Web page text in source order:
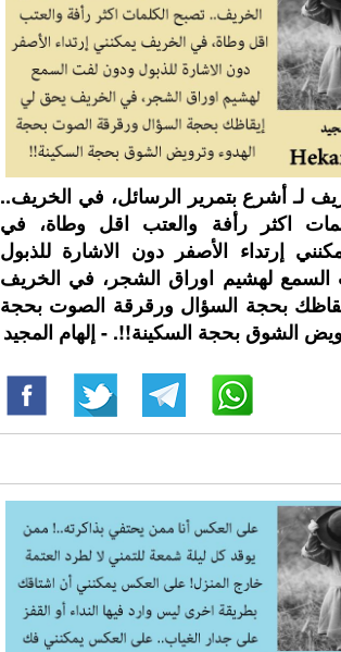
لـ أشرع بتمرير الرسائل، في الخريف..
اكثر رأفة والعتب اقل وطاة، في
إرتداء الأصفر دون الاشارة للذبول
لهشيم اوراق الشجر، في الخريف
بحجة السؤال ورقرقة الصوت بحجة
الشوق بحجة السكينة!!. - إلهام المجيد